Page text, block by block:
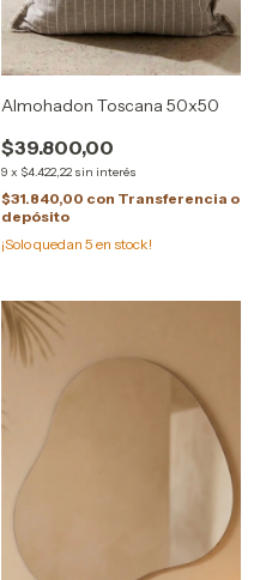
Almohadon Toscana 50x50
$39.800,00
9 x $4.422,22 sin interés
$31.840,00 con Transferencia o
depósito
¡Solo quedan 5 en stock!